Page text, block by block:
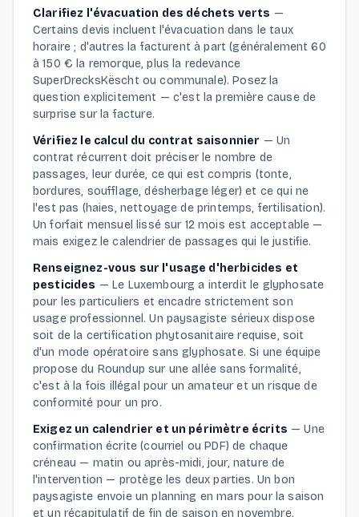
Clarifiez l'évacuation des déchets verts —
Certains devis incluent l'évacuation dans le taux
horaire ; d'autres la facturent à part (généralement 60
à 150 € la remorque, plus la redevance
SuperDrecksKëscht ou communale). Posez la
question explicitement — c'est la première cause de
surprise sur la facture.
Vérifiez le calcul du contrat saisonnier — Un
contrat récurrent doit préciser le nombre de
passages, leur durée, ce qui est compris (tonte,
bordures, soufflage, désherbage léger) et ce qui ne
l'est pas (haies, nettoyage de printemps, fertilisation).
Un forfait mensuel lissé sur 12 mois est acceptable —
mais exigez le calendrier de passages qui le justifie.
Renseignez-vous sur l'usage d'herbicides et
pesticides —Le Luxembourg a interdit le glyphosate
pour les particuliers et encadre strictement son
usage professionnel. Un paysagiste sérieux dispose
soit de la certification phytosanitaire requise, soit
d'un mode opératoire sans glyphosate. Si une équipe
propose du Roundup sur une allée sans formalité,
c'est à la fois illégal pour un amateur et un risque de
conformité pour un pro.
Exigez un calendrier et un périmètre écrits —Une
confirmation écrite (courriel ou PDF) de chaque
créneau — matin ou après-midi, jour, nature de
l'intervention — protège les deux parties. Un bon
paysagiste envoie un planning en mars pour la saison
et un récapitulatif de fin de saison en novembre.